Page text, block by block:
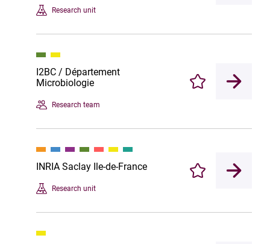
Research unit
I2BC / Département
Microbiologie
Research team
Enregistrer
INRIA Saclay Ile-de-France
Research unit
Enregistrer